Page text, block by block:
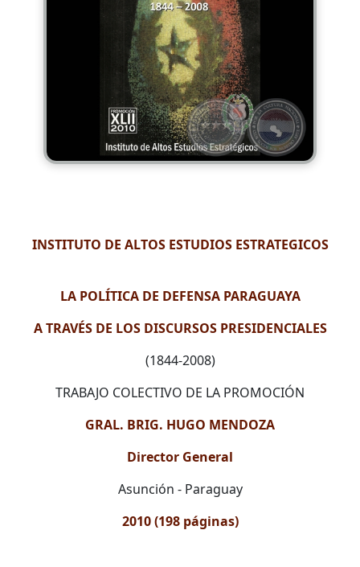
INSTITUTO DE ALTOS ESTUDIOS ESTRATEGICOS
LA POLÍTICA DE DEFENSA PARAGUAYA
A TRAVÉS DE LOS DISCURSOS PRESIDENCIALES
(1844-2008)
TRABAJO COLECTIVO DE LA PROMOCIÓN
GRAL. BRIG. HUGO MENDOZA
Director General
Asunción - Paraguay
2010 (198 páginas)